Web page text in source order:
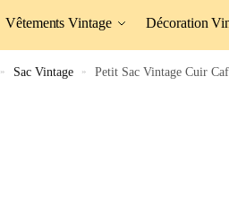
Vêtements Vintage Décoration
» Sac Vintage » Petit Sac Vintage Cuir